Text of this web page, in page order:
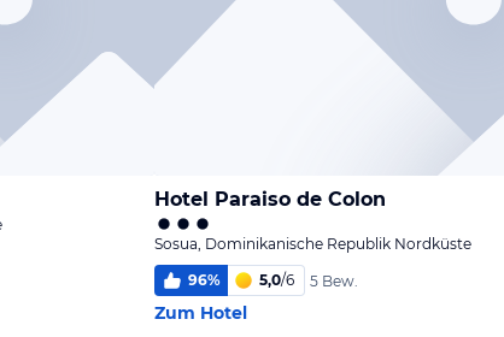
Hotel Paraiso de Colon
Sosua, Dominikanische Republik Nordküste
96% 5,0/6 5 Bew.
Zum Hotel